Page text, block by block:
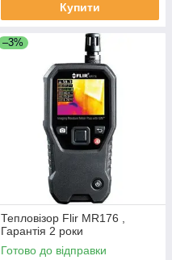
Купити
–3%
Тепловізор Flir MR176 ,
Гарантія 2 роки
Готово до відправки